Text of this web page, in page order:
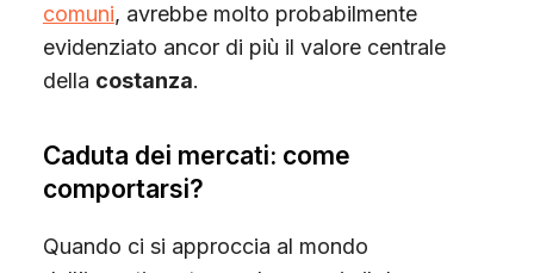
comuni, avrebbe molto probabilmente
evidenziato ancor di più il valore centrale
della costanza.
Caduta dei mercati: come
comportarsi?
Quando ci si approccia al mondo